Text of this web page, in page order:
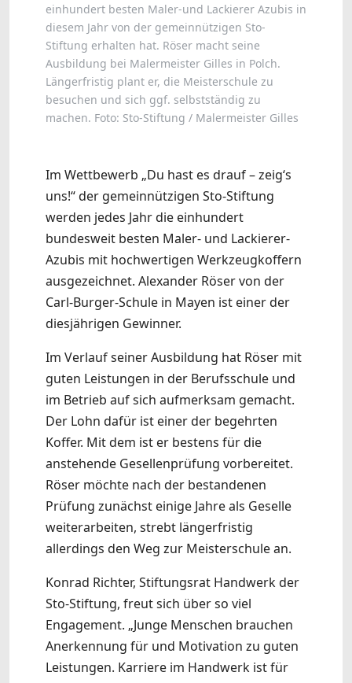
einhundert besten Maler-und Lackierer Azubis in
diesem Jahr von der gemeinnützigen Sto-
Stiftung erhalten hat. Röser macht seine
Ausbildung bei Malermeister Gilles in Polch.
Längerfristig plant er, die Meisterschule zu
besuchen und sich ggf. selbstständig zu
machen. Foto: Sto-Stiftung / Malermeister Gilles
Im Wettbewerb „Du hast es drauf – zeig‘s
uns!“ der gemeinnützigen Sto-Stiftung
werden jedes Jahr die einhundert
bundesweit besten Maler- und Lackierer-
Azubis mit hochwertigen Werkzeugkoffern
ausgezeichnet. Alexander Röser von der
Carl-Burger-Schule in Mayen ist einer der
diesjährigen Gewinner.
Im Verlauf seiner Ausbildung hat Röser mit
guten Leistungen in der Berufsschule und
im Betrieb auf sich aufmerksam gemacht.
Der Lohn dafür ist einer der begehrten
Koffer. Mit dem ist er bestens für die
anstehende Gesellenprüfung vorbereitet.
Röser möchte nach der bestandenen
Prüfung zunächst einige Jahre als Geselle
weiterarbeiten, strebt längerfristig
allerdings den Weg zur Meisterschule an.
Konrad Richter, Stiftungsrat Handwerk der
Sto-Stiftung, freut sich über so viel
Engagement. „Junge Menschen brauchen
Anerkennung für und Motivation zu guten
Leistungen. Karriere im Handwerk ist für